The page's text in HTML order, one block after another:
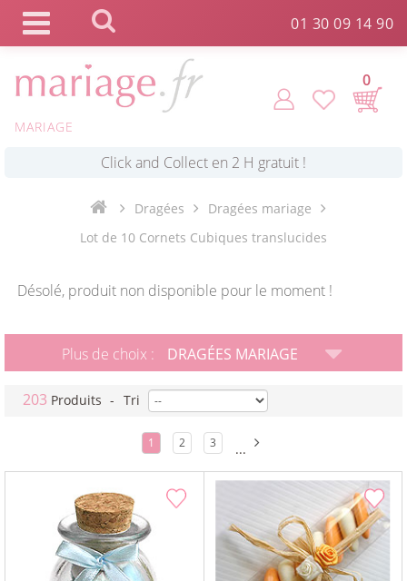
01 30 09 14 90
MARIAGE
0
Commande expédiée en 24h !
Click and Collect en 2 H gratuit !
Payez votre commande en 4X sans frais *
Dragées
Dragées mariage
Lot de 10 Cornets Cubiques translucides
Désolé, produit non disponible pour le moment !
Plus de choix : DRAGÉES MARIAGE
203 Produits - Tri
1 2 3 ...
Panneau de gestion des cookies